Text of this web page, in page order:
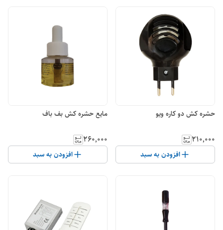
حشره کش دو کاره ویو
۲۱۰٬۰۰۰
افزودن به سبد
مایع حشره کش بف باف
۲۶۰٬۰۰۰
افزودن به سبد